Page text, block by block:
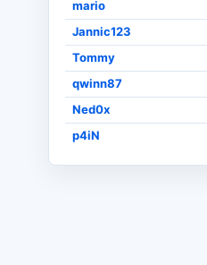
mario
Jannic123
Tommy
qwinn87
Ned0x
p4iN